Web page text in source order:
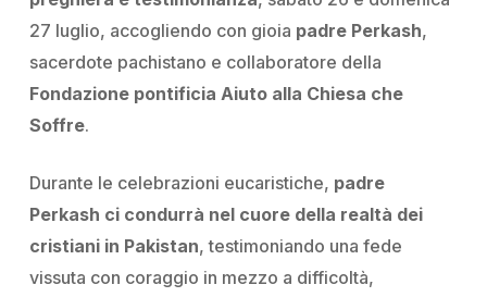
27 luglio, accogliendo con gioia padre Perkash,
sacerdote pachistano e collaboratore della
Fondazione pontificia Aiuto alla Chiesa che
Soffre.
Durante le celebrazioni eucaristiche, padre
Perkash ci condurrà nel cuore della realtà dei
cristiani in Pakistan, testimoniando una fede
vissuta con coraggio in mezzo a difficoltà,